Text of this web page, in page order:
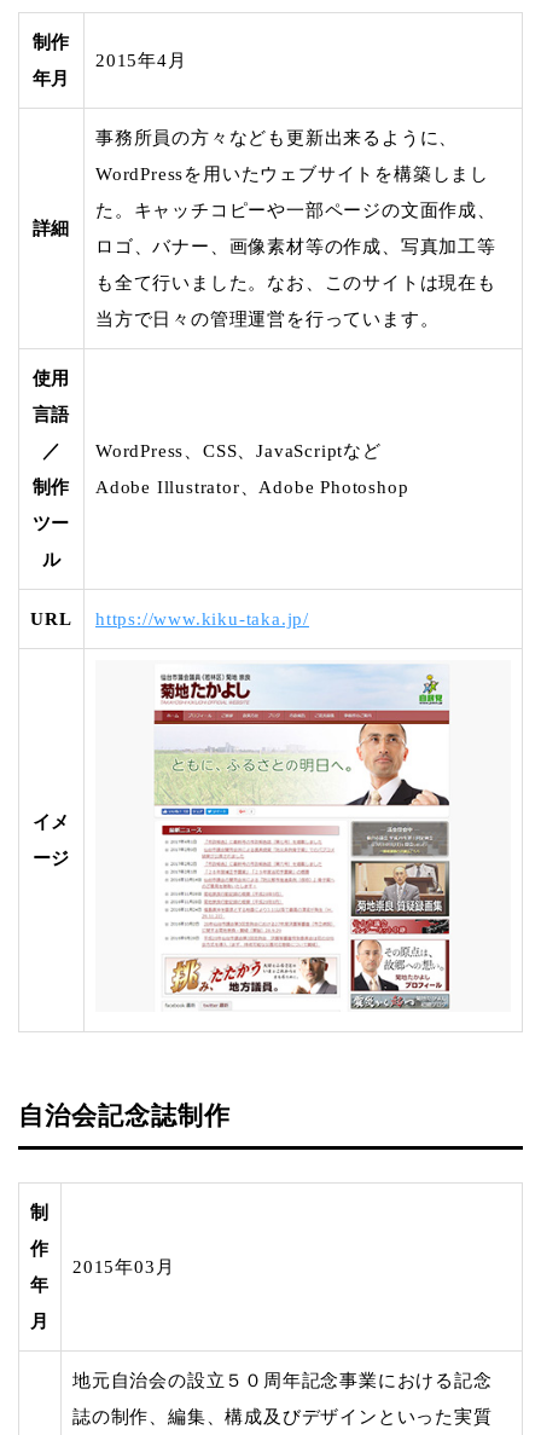
制作
年月
2015年4月
詳細
事務所員の方々なども更新出来るように、
WordPressを用いたウェブサイトを構築しまし
た。キャッチコピーや一部ページの文面作成、
ロゴ、バナー、画像素材等の作成、写真加工等
も全て行いました。なお、このサイトは現在も
当方で日々の管理運営を行っています。
使用
言語
／
制作
ツー
ル
WordPress、CSS、JavaScriptなど
Adobe Illustrator、Adobe Photoshop
URL https://www.kiku-taka.jp/
イメ
ージ
自治会記念誌制作
制
作
年
月
2015年03月
地元自治会の設立５０周年記念事業における記念
誌の制作、編集、構成及びデザインといった実質